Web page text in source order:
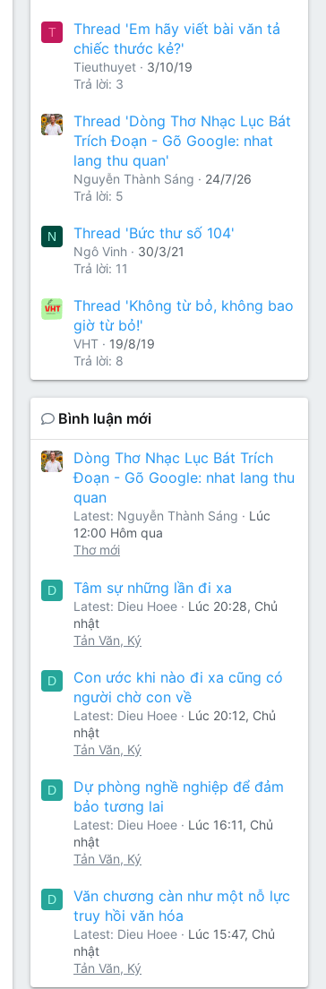
T
Thread 'Em hãy viết bài văn tả
chiếc thước kẻ?'
Tieuthuyet
3/10/19
Trả lời: 3
Thread 'Dòng Thơ Nhạc Lục Bát
Trích Đoạn - Gõ Google: nhat
lang thu quan'
Nguyễn Thành Sáng
24/7/26
Trả lời: 5
N Thread 'Bức thư số 104'
Ngô Vinh
30/3/21
Trả lời: 11
Thread 'Không từ bỏ, không bao
giờ từ bỏ!'
VHT
19/8/19
Trả lời: 8
Bình luận mới
Dòng Thơ Nhạc Lục Bát Trích
Đoạn - Gõ Google: nhat lang thu
quan
Latest: Nguyễn Thành Sáng
Lúc
12:00 Hôm qua
Thơ mới
D Tâm sự những lần đi xa
Latest: Dieu Hoee
Lúc 20:28, Chủ
nhật
Tản Văn, Ký
D
Con ước khi nào đi xa cũng có
người chờ con về
Latest: Dieu Hoee
Lúc 20:12, Chủ
nhật
Tản Văn, Ký
D
Dự phòng nghề nghiệp để đảm
bảo tương lai
Latest: Dieu Hoee
Lúc 16:11, Chủ
nhật
Tản Văn, Ký
D
Văn chương càn như một nỗ lực
truy hồi văn hóa
Latest: Dieu Hoee
Lúc 15:47, Chủ
nhật
Tản Văn, Ký